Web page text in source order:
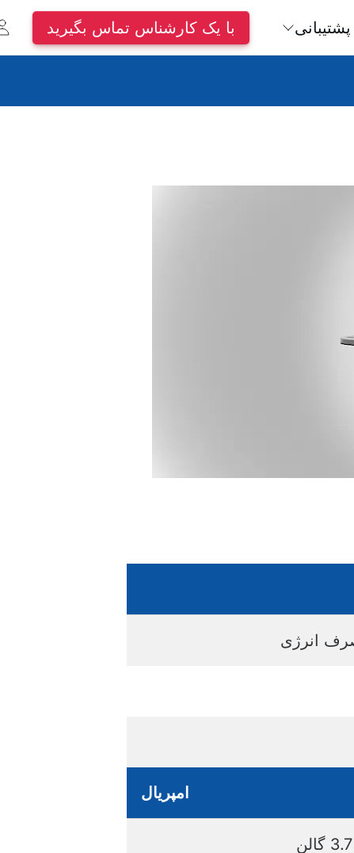
پشتیبانی با یک کارشناس تماس بگیرید
امپریال
3.7 گالن